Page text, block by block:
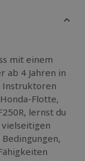
mit einem
ab 4 Jahren in
Instruktoren
Flotte,
lernst du